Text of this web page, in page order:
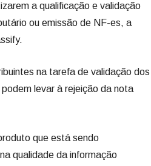
a qualificação e validação
ou emissão de NF-es, a
na tarefa de validação dos
levar à rejeição da nota
que está sendo
qualidade da informação